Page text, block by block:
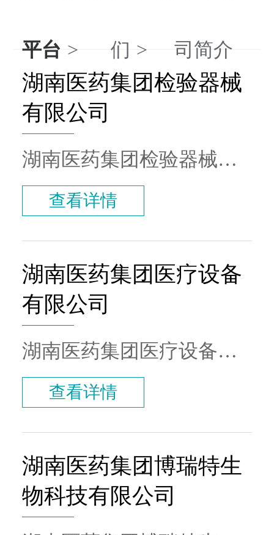
平台 们 司简介
湖南医药集团检验器械
有限公司
湖南医药集团检验器械有
限公司是一家专注于体外
诊断（IVD）检验器械、
IVD试剂、医疗耗材等领
域，集器械贸易、仓储服
务、冷链配送于一体的现
代化综合性服务平台。
IVD领域业务主要代理国
内外中高端品牌，合作伙
伴数量达200家，产品数量
达3000种，包括美国贝克
曼库尔特全线产品，其高
端技术拥有国内领先地
位。目前，IVD业务已覆
查看详情
湖南医药集团医疗设备
有限公司
湖南医药集团医疗设备有
限公司 主营医疗产品平台
业务、各医疗器械产品代
理业务、经销业务、金融
解决方案业务，已承接迈
瑞超声、迈瑞麻醉监护产
线、澳华内镜等多个湖南
查看详情
湖南医药集团博瑞特生
物科技有限公司